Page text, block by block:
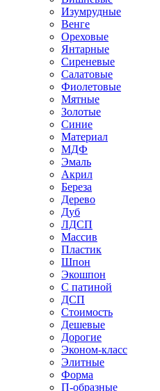
Изумрудные
Венге
Ореховые
Янтарные
Сиреневые
Салатовые
Фиолетовые
Мятные
Золотые
Синие
Материал
МДФ
Эмаль
Акрил
Береза
Дерево
Дуб
ЛДСП
Массив
Пластик
Шпон
Экошпон
С патиной
ДСП
Стоимость
Дешевые
Дорогие
Эконом-класс
Элитные
Форма
П-образные